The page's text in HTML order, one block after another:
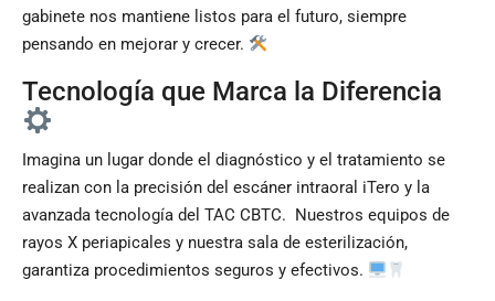
gabinete nos mantiene listos para el futuro, siempre
pensando en mejorar y crecer.
Tecnología que Marca la Diferencia
Imagina un lugar donde el diagnóstico y el tratamiento se
realizan con la precisión del escáner intraoral iTero y la
avanzada tecnología del TAC CBTC. Nuestros equipos de
rayos X periapicales y nuestra sala de esterilización,
garantiza procedimientos seguros y efectivos.